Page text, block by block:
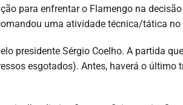
para enfrentar o Flamengo na
uma atividade técnica/tática no
presidente Sérgio Coelho. A partida
esgotados). Antes, haverá o último